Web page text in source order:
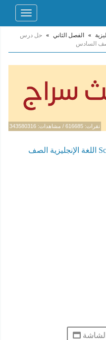
Toggle
» الفصل الثاني » حل درس
نقرات: 616685 / مشاهدات: 343580316
حل درس Scales stripes and humps اللغة الإنجليزية الصف